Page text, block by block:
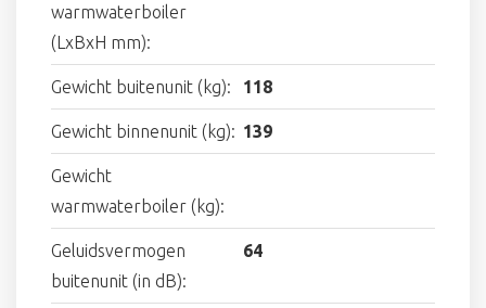
warmwaterboiler
(LxBxH mm):
Gewicht buitenunit (kg): 118
Gewicht binnenunit (kg): 139
Gewicht
warmwaterboiler (kg):
Geluidsvermogen
buitenunit (in dB):
64